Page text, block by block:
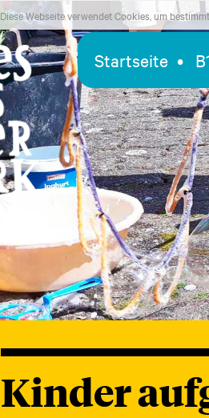
Startseite
Kinder
Diese Webseite verwendet Cookies, um